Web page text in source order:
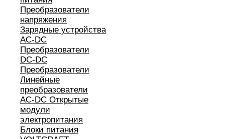
Преобразователи
напряжения
Зарядные устройства
AC-DC
Преобразователи
DC-DC
Преобразователи
Линейные
преобразователи
AC-DC Открытые
модули
электропитания
Блоки питания